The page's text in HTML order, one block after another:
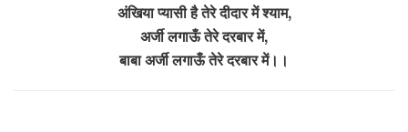
अंखिया प्यासी है तेरे दीदार में श्याम,
अर्जी लगाऊँ तेरे दरबार में,
बाबा अर्जी लगाऊँ तेरे दरबार में।।